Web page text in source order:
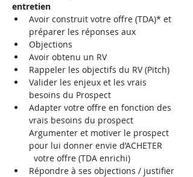
entretien
Avoir construit votre offre (TDA)* et
préparer les réponses aux
Objections
Avoir obtenu un RV
Rappeler les objectifs du RV (Pitch)
Valider les enjeux et les vrais
besoins du Prospect
Adapter votre offre en fonction des
vrais besoins du prospect
Argumenter et motiver le prospect
pour lui donner envie d’ACHETER
votre offre (TDA enrichi)
Répondre à ses objections / justifier